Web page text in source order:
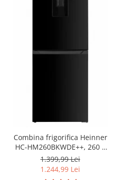
Combina frigorifica Heinner
HC-HM260BKWDE++, 260 l,
Clasa E, Lumina LED,
Dozator de apa, Usi
1.399,99 Lei
1.244,99 Lei